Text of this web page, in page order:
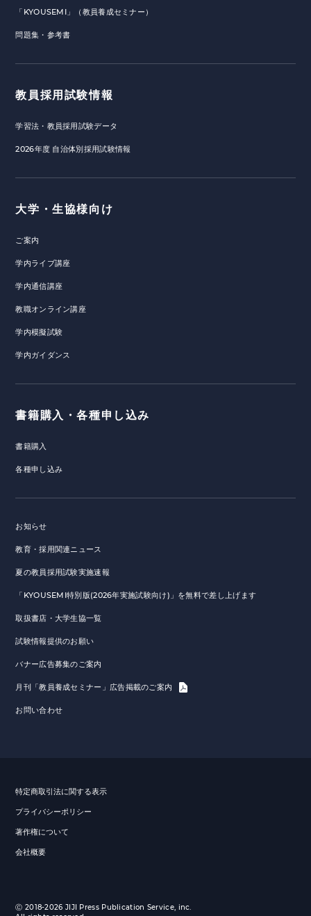
「KYOUSEMI」（教員養成セミナー）
問題集・参考書
教員採用試験情報
学習法・教員採用試験データ
2026年度 自治体別採用試験情報
大学・生協様向け
ご案内
学内ライブ講座
学内通信講座
教職オンライン講座
学内模擬試験
学内ガイダンス
書籍購入・各種申し込み
書籍購入
各種申し込み
お知らせ
教育・採用関連ニュース
夏の教員採用試験実施速報
「KYOUSEMI特別版(2026年実施試験向け)」を無料で差し上げます
取扱書店・大学生協一覧
試験情報提供のお願い
バナー広告募集のご案内
月刊「教員養成セミナー」広告掲載のご案内
お問い合わせ
特定商取引法に関する表示
プライバシーポリシー
著作権について
会社概要
Ⓒ 2018-2026 JIJI Press Publication Service, inc.